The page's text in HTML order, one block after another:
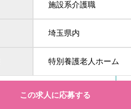
施設系介護職
埼玉県内
特別養護老人ホーム